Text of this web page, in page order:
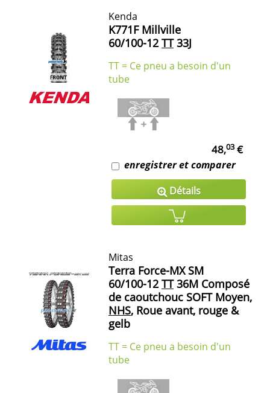
Kenda
K771F Millville
60/100-12 TT33J
TT = Ce pneu a besoin d'un
tube
48,03€
enregistrer et comparer
Détails
Mitas
Terra Force-MX SM
60/100-12 TT36M Composé
de caoutchouc SOFT Moyen,
NHS, Roue avant, rouge &
gelb
TT = Ce pneu a besoin d'un
tube